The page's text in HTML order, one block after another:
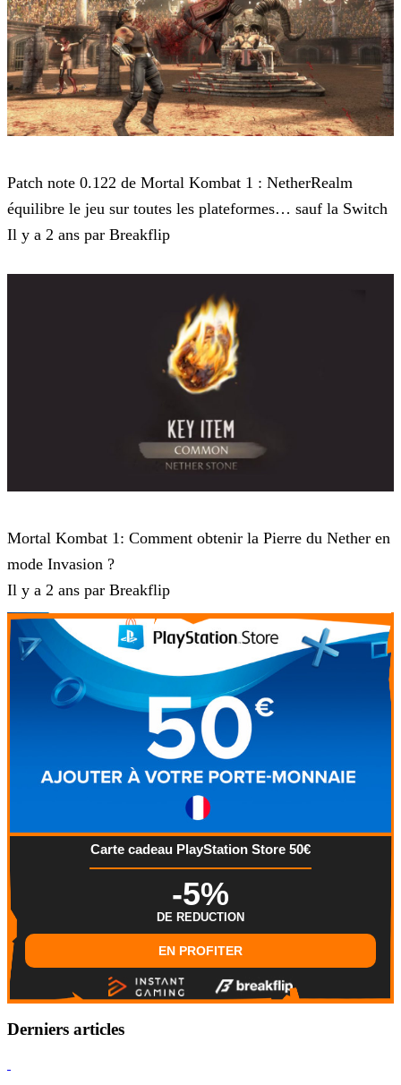
Patch note 0.122 de Mortal Kombat 1 : NetherRealm
équilibre le jeu sur toutes les plateformes… sauf la Switch
Il y a 2 ans par Breakflip
Mortal Kombat 1: Comment obtenir la Pierre du Nether en
mode Invasion ?
Il y a 2 ans par Breakflip
Carte cadeau PlayStation Store 50€
-5%
DE REDUCTION
EN PROFITER
Derniers articles